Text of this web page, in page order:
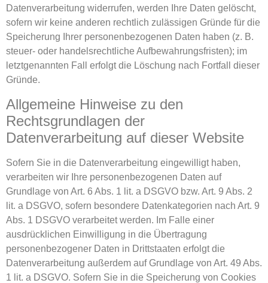
Datenverarbeitung widerrufen, werden Ihre Daten gelöscht,
sofern wir keine anderen rechtlich zulässigen Gründe für die
Speicherung Ihrer personenbezogenen Daten haben (z. B.
steuer- oder handelsrechtliche Aufbewahrungsfristen); im
letztgenannten Fall erfolgt die Löschung nach Fortfall dieser
Gründe.
Allgemeine Hinweise zu den
Rechtsgrundlagen der
Datenverarbeitung auf dieser Website
Sofern Sie in die Datenverarbeitung eingewilligt haben,
verarbeiten wir Ihre personenbezogenen Daten auf
Grundlage von Art. 6 Abs. 1 lit. a DSGVO bzw. Art. 9 Abs. 2
lit. a DSGVO, sofern besondere Datenkategorien nach Art. 9
Abs. 1 DSGVO verarbeitet werden. Im Falle einer
ausdrücklichen Einwilligung in die Übertragung
personenbezogener Daten in Drittstaaten erfolgt die
Datenverarbeitung außerdem auf Grundlage von Art. 49 Abs.
1 lit. a DSGVO. Sofern Sie in die Speicherung von Cookies